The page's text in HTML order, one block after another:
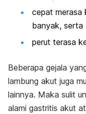
cepat merasa
banyak, serta
perut terasa
Beberapa gejala
lambung akut juga
lainnya. Maka sulit
alami gastritis akut